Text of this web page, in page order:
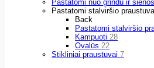
Pastatomi nuo grindu ir
Pastatomi stalviršio
Back
Pastatomi stalviršio
Kampuoti 28
Ovalūs 22
Stikliniai praustuvai 7